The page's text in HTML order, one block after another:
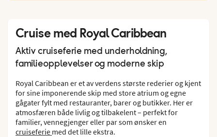
Cruise med Royal Caribbean
Aktiv cruiseferie med underholdning,
familieopplevelser og moderne skip
Royal Caribbean er et av verdens største rederier og kjent
for sine imponerende skip med store atrium og egne
gågater fylt med restauranter, barer og butikker. Her er
atmosfæren både livlig og tilbakelent – perfekt for
familier, vennegjenger eller par som ønsker en
cruiseferie med det lille ekstra.